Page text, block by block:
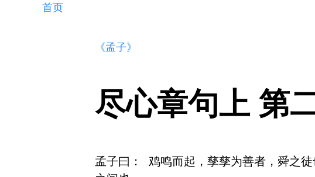
首页
《孟子》
尽心章句上 第
孟子曰： 鸡鸣而起，孳孳为善者，舜之